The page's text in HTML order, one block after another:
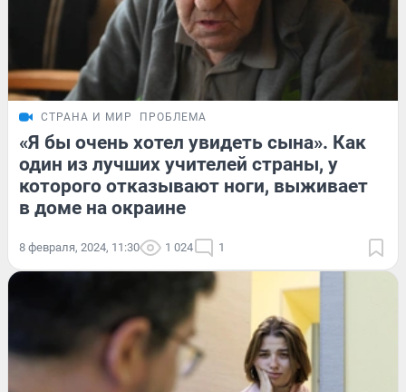
СТРАНА И МИР ПРОБЛЕМА
«Я бы очень хотел увидеть сына». Как
один из лучших учителей страны, у
которого отказывают ноги, выживает
в доме на окраине
8 февраля, 2024, 11:30 1 024 1